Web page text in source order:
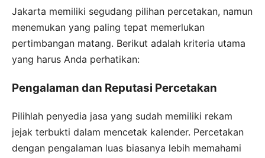
Jakarta memiliki segudang pilihan percetakan, namun
menemukan yang paling tepat memerlukan
pertimbangan matang. Berikut adalah kriteria utama
yang harus Anda perhatikan:
Pengalaman dan Reputasi Percetakan
Pilihlah penyedia jasa yang sudah memiliki rekam
jejak terbukti dalam mencetak kalender. Percetakan
dengan pengalaman luas biasanya lebih memahami